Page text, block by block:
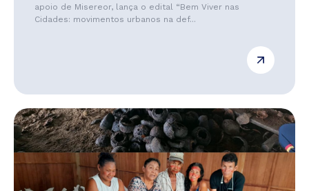
apoio de Misereor, lança o edital “Bem Viver nas
Cidades: movimentos urbanos na def...